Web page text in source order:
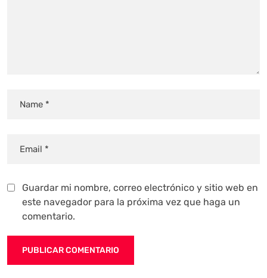
Guardar mi nombre, correo electrónico y sitio web en
este navegador para la próxima vez que haga un
comentario.